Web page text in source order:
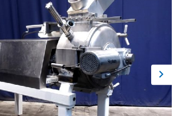
a
result.
Press
enter
to
go
to